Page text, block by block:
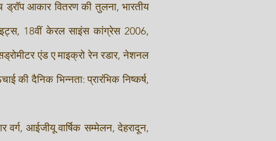
आकार वितरण की तुलना, भारतीय
18वीं केरल साइंस कांग्रेस 2006,
एंड ए माइक्रो रेन रडार, नेशनल
की दैनिक भिन्नता: प्रारंभिक निष्कर्ष,
वर्ग, आईजीयू वार्षिक सम्मेलन, देहरादून,